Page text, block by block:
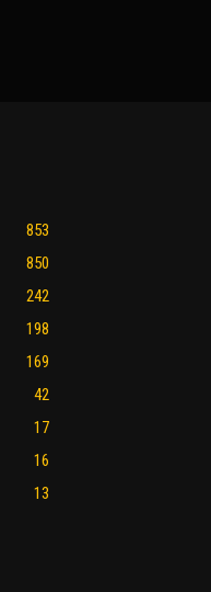
853
850
242
198
169
42
17
16
13